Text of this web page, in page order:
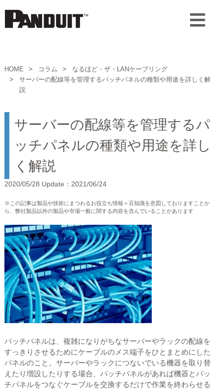
HOME コラム
なるほど・ザ・LANケーブリング
サーバーの配線等を管理するパッチパネルの種類や用途を詳しく解
説
サーバーの配線等を管理するパ
ッチパネルの種類や用途を詳し
く解説
2020/05/28 Update：2021/06/24
※この記事は製品や技術にまつわるお役立ち情報＝豆知識を意図しておりますことか
ら、弊社製品以外の製品や市場一般に関する内容を含んでいることがあります
パッチパネルは、複雑になりがちなサーバーやラックの配線を
すっきりさせるためにケーブルのメス端子をひとまとめにした
パネルのこと。サーバーやラックにつないでいる機器を取り替
えたり増設したりする場合、パッチパネルがあれば機器とパッ
チパネルをつなぐケーブルを交換するだけで作業を終わらせる